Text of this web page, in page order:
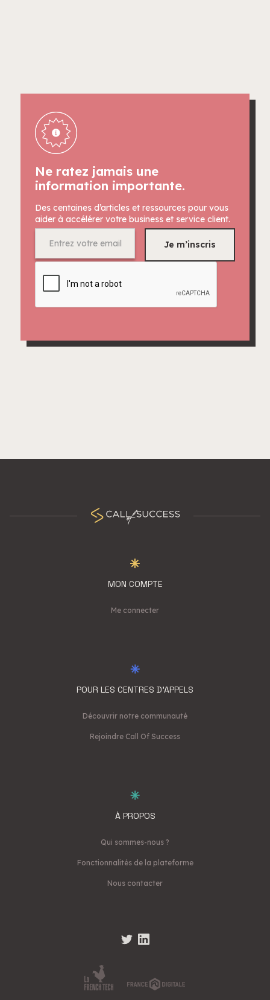
Ne ratez jamais une
information importante.
Des centaines d’articles et ressources pour vous
aider à accélérer votre business et service client.
MON COMPTE
Me connecter
POUR LES CENTRES D'APPELS
Découvrir notre communauté
Rejoindre Call Of Success
À PROPOS
Qui sommes-nous ?
Fonctionnalités de la plateforme
Nous contacter